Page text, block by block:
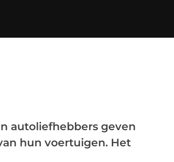
autoliefhebbers geven
hun voertuigen. Het